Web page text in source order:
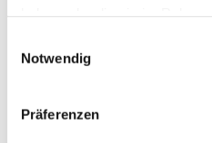
Notwendig
Präferenzen
brau­cher­schlich­tungs­stel­le.